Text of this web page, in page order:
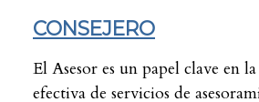
CONSEJERO
El Asesor es un papel clave en
efectiva de servicios de